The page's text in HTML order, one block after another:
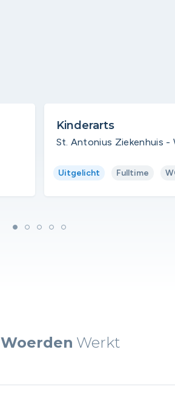
Kinderarts
St. Antonius Ziekenhuis -
Uitgelicht Fulltime
Woerden Werkt